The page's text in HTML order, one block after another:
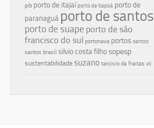
pib porto de itajaí porto de itapoá porto de
paranaguá porto de santos
porto de suape porto de são
francisco do sul portonave portos santos
santos brasil silvio costa filho sopesp
sustentabilidadesuzano tarcisio de freitas vli